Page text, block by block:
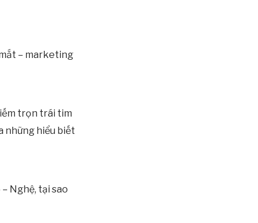
– marketing
trọn trái tim
những hiểu biết
Nghệ, tại sao